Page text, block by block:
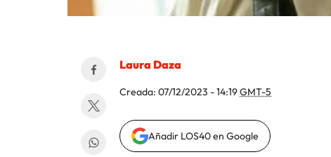
Laura Daza
Creada: 07/12/2023 - 14:19GMT-5
Añadir LOS40 en Google